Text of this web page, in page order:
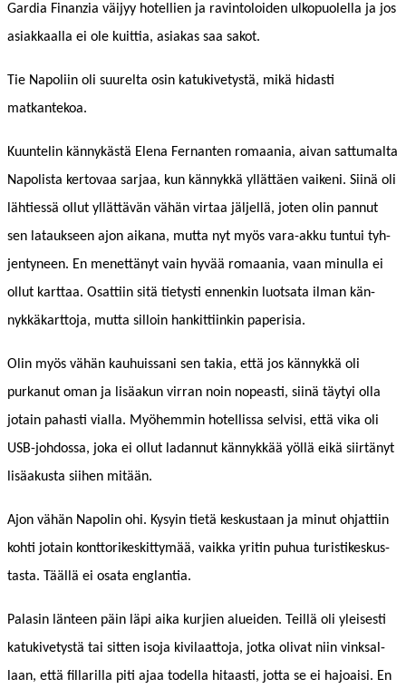
Gar­dia Finanzia väi­jyy hotel­lien ja rav­in­toloiden ulkop­uolel­la ja jos
asi­akkaal­la ei ole kuit­tia, asi­akas saa sakot.
Tie Napoli­in oli suurelta osin katukivetys­tä, mikä hidasti
matkantekoa.
Kuun­telin kän­nykästä Ele­na Fer­nan­ten romaa­nia, aivan sat­tumal­ta
Napolista ker­to­vaa sar­jaa, kun kän­nykkä yllät­täen vaikeni. Siinä oli
lähtiessä ollut yllät­tävän vähän vir­taa jäl­jel­lä, joten olin pan­nut
sen latauk­seen ajon aikana, mut­ta nyt myös vara-akku tun­tui tyh­
jen­tyneen. En menet­tänyt vain hyvää romaa­nia, vaan min­ul­la ei
ollut kart­taa. Osat­ti­in sitä tietysti ennenkin luot­sa­ta ilman kän­
nykkäkart­to­ja, mut­ta sil­loin han­kit­ti­inkin paperisia.
Olin myös vähän kauhuis­sani sen takia, että jos kän­nykkä oli
purkanut oman ja lisäakun vir­ran noin nopeasti, siinä täy­tyi olla
jotain pahasti vial­la. Myöhem­min hotel­lis­sa selvisi, että vika oli
USB-joh­dos­sa, joka ei ollut ladan­nut kän­nykkää yöl­lä eikä siirtänyt
lisäakus­ta siihen mitään.
Ajon vähän Napolin ohi. Kysyin tietä keskus­taan ja min­ut ohjat­ti­in
kohti jotain kont­torikeskit­tymää, vaik­ka yritin puhua tur­is­tikeskus­
tas­ta. Tääl­lä ei osa­ta englantia.
Palasin län­teen päin läpi aika kur­jien aluei­den. Teil­lä oli yleis­es­ti
katukivetys­tä tai sit­ten iso­ja kivi­laat­to­ja, jot­ka oli­vat niin vinksal­
laan, että fil­lar­il­la piti ajaa todel­la hitaasti, jot­ta se ei hajoaisi. En